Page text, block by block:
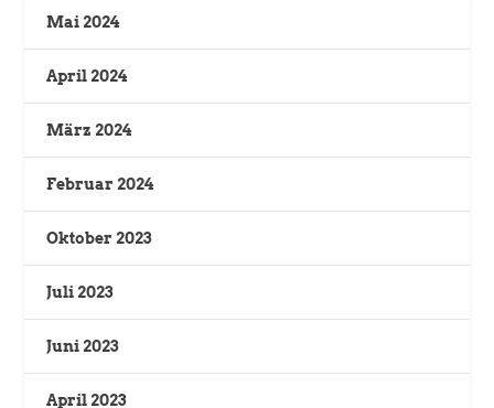
Mai 2024
April 2024
März 2024
Februar 2024
Oktober 2023
Juli 2023
Juni 2023
April 2023